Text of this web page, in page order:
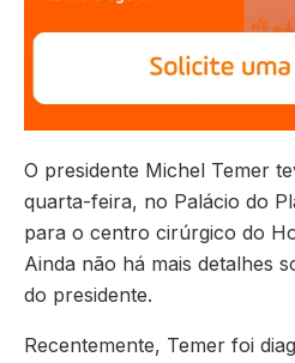
O presidente Michel Temer
quarta-feira, no Palácio do
para o centro cirúrgico do
Ainda não há mais detalhes
do presidente.
Recentemente, Temer foi